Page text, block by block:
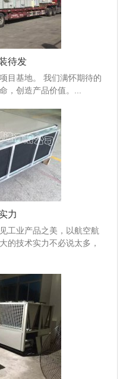
待发
目基地。 我们满怀期待的
，创造产品价值。...
力
工业产品之美，以航空航
的技术实力不必说太多，